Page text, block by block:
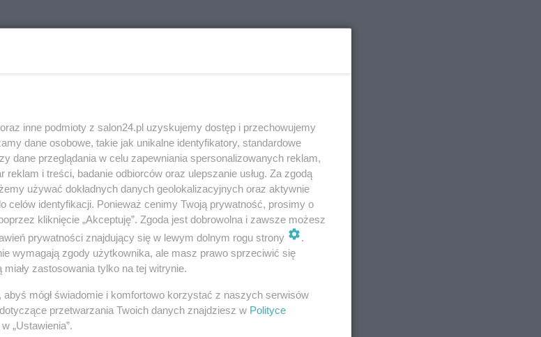
obawy o to, jak Polacy zagrają w finale
choć w teorii istnieje. A na przyjęcie
w strefie Euro się znaleźć. Ale
od tego, ja znajduję się w tej
wstąpienia naszego kraju do strefy
wspólną walutę. Kilka krajów ze strefy
fakt, że tam są wciąż zerowe stopy
szoków asymetrycznych. To znaczy
a 25 proc. W takiej sytuacji polityka
ekonomicznego bezsensowna. A w
inne podmioty z salon24.pl uzyskujemy dostęp i przechowujemy
dane osobowe, takie jak unikalne identyfikatory, standardowe
dane przeglądania w celu zapewniania spersonalizowanych reklam,
i treści, badanie odbiorców oraz ulepszanie usług. Za zgodą
używać dokładnych danych geolokalizacyjnych oraz aktywnie
celów identyfikacji. Ponieważ cenimy Twoją prywatność, prosimy o
kliknięcie „Akceptuję”. Zgoda jest dobrowolna i zawsze możesz
prywatności znajdujący się w lewym dolnym rogu strony
.
wymagają zgody użytkownika, ale masz prawo sprzeciwić się
zastosowania tylko na tej witrynie.
mógł świadomie i komfortowo korzystać z naszych serwisów
przetwarzania Twoich danych znajdziesz w Polityce
„Ustawienia”.